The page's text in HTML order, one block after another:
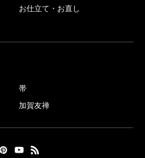
お仕立て・お直し
帯
加賀友禅